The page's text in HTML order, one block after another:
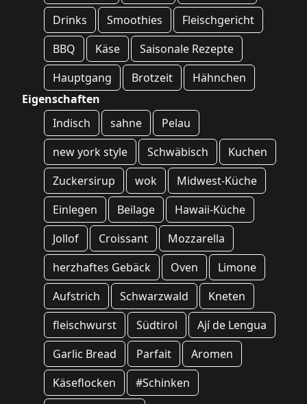
Drinks
Smoothies
Fleischgericht
BBQ
Käse
Saisonale Rezepte
Hauptgang
Brotzeit
Hähnchen
Eigenschaften
Indisch
sahne
Pelau
new york style
Schwäbisch
Kuchen
Zuckersirup
wok
Midwest-Küche
Einlegen
Beilage
Hawaii-Küche
Jollof
Croissant
Mozzarella
herzhaftes Gebäck
Oven
Limone
Aufstrich
Schwarzwald
Kneten
fleischwurst
Südtirol
Ají de Lengua
Garlic Bread
Parfait
Aromen
Käseflocken
#Schinken